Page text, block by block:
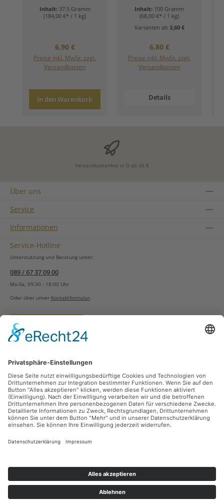
Inhalt: 37.5 Gramm
(184,00 €* / 1 kg)
Regulärer Preis:
6,90 €
Preise inkl. MwSt. zzgl.
Versandkosten
In den Warenkorb
Inhalt: 100 Gramm
(68,00 €* / 1 kg)
Varianten ab 3,60 €
Regulärer Preis:
6,80 €
Preise inkl. MwSt. zzgl.
Versandkosten
Details
Versandkostenfrei in D ab 35 €
Über uns
Service
Informationen
Service-Hotline
Unterstützung und Beratung unter:
089 / 67 37 09 00
Mo-Sa, 09:30 - 18:00 Uhr
Oder über unser Kontaktformular.
Vertrag widerrufen
Zahlungsarten
Sicher Einkaufen
Ladengeschäft
Newsletter
Facebook Instagram